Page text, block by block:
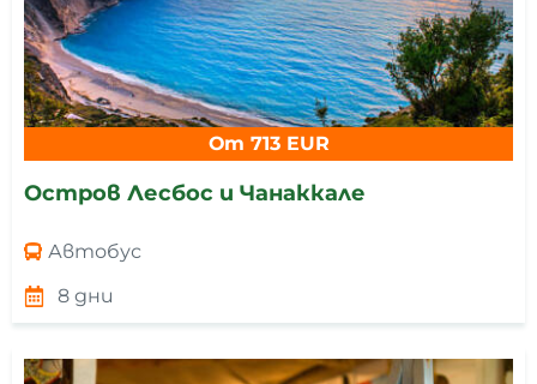
От 713 EUR
Остров Лесбос и Чанаккале
Автобус
8 дни